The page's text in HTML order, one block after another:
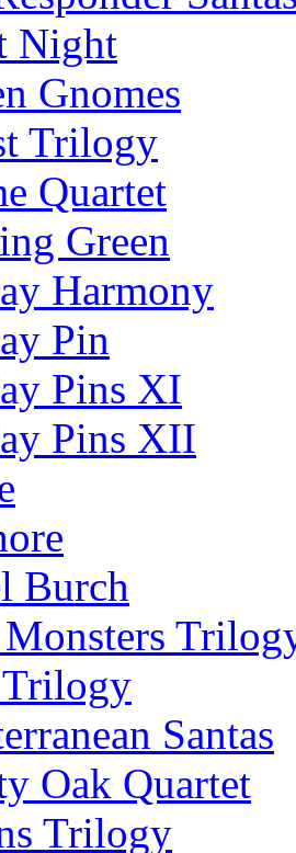
Night
Gnomes
Trilogy
Quartet
Green
Harmony
Pin
Pins XI
Pins XII
Burch
Santas
Oak Quartet
Trilogy